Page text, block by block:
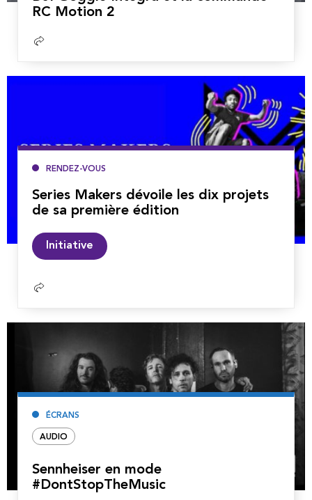
RC Motion 2
Lire
RENDEZ-VOUS
Series Makers dévoile les dix projets
de sa première édition
Initiative
ÉCRANS
AUDIO
Sennheiser en mode
#DontStopTheMusic